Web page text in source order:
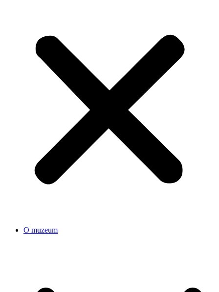
O muzeum